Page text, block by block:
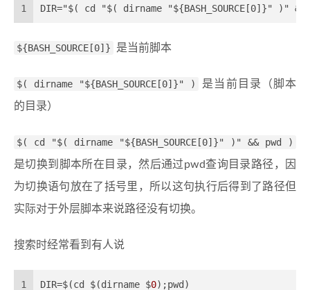
1 DIR="$( cd "$( dirname "${BASH_SOURCE[0]}" )"
${BASH_SOURCE[0]} 是当前脚本
$( dirname "${BASH_SOURCE[0]}" )
是当前目录（脚本
的目录）
$( cd "$( dirname "${BASH_SOURCE[0]}" )" && pwd )
是切换到脚本所在目录，然后通过pwd查询目录路径，因
为切换语句放在了括号里，所以这句执行后得到了路径但
实际对于外层脚本来说路径没有切换。
搜索时经常看到有人说
1 DIR=$(cd $(dirname $0);pwd)